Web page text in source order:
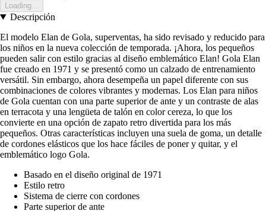
Loading...
Descripción
El modelo Elan de Gola, superventas, ha sido revisado y reducido para
los niños en la nueva colección de temporada. ¡Ahora, los pequeños
pueden salir con estilo gracias al diseño emblemático Elan! Gola Elan
fue creado en 1971 y se presentó como un calzado de entrenamiento
versátil. Sin embargo, ahora desempeña un papel diferente con sus
combinaciones de colores vibrantes y modernas. Los Elan para niños
de Gola cuentan con una parte superior de ante y un contraste de alas
en terracota y una lengüeta de talón en color cereza, lo que los
convierte en una opción de zapato retro divertida para los más
pequeños. Otras características incluyen una suela de goma, un detalle
de cordones elásticos que los hace fáciles de poner y quitar, y el
emblemático logo Gola.
Basado en el diseño original de 1971
Estilo retro
Sistema de cierre con cordones
Parte superior de ante